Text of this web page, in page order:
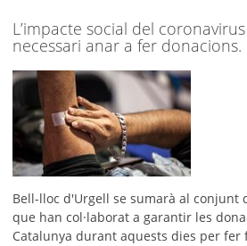
BELL-LLOC SOLUCIONA
L’impacte social del
necessari anar a fer donacions.
Bell-lloc d'Urgell se sumarà al conjunt
que han col·laborat a garantir les
Catalunya durant aquests dies per fer